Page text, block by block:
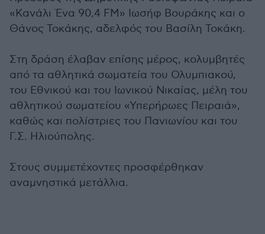
«Κανάλι Ένα 90,4 FM» Ιωσήφ Βουράκης και ο
Θάνος Τοκάκης, αδελφός του Βασίλη Τοκάκη.
Στη δράση έλαβαν επίσης μέρος, κολυμβητές
από τα αθλητικά σωματεία του Ολυμπιακού,
του Εθνικού και του Ιωνικού Νικαίας, μέλη του
αθλητικού σωματείου «Υπερήρωες Πειραιά»,
καθώς και πολίστριες του Πανιωνίου και του
Γ.Σ. Ηλιούπολης.
Στους συμμετέχοντες προσφέρθηκαν
αναμνηστικά μετάλλια.